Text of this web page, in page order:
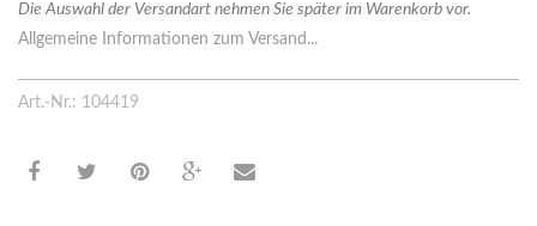
Die Auswahl der Versandart nehmen Sie später im Warenkorb vor.
Allgemeine Informationen zum Versand...
Art.-Nr.: 104419